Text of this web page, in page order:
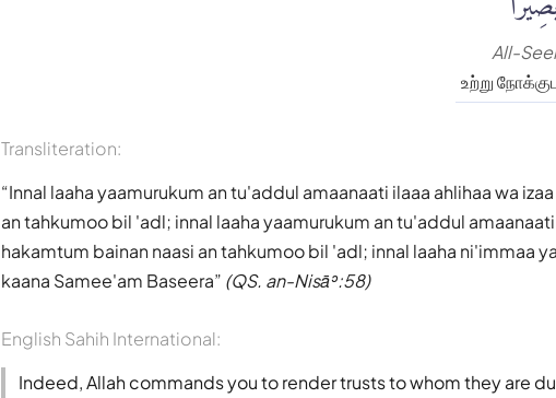
All-
உற்று
Transliteration:
Innal laaha yaamurukum an tu'addul amaanaati ilaaa ahlihaa wa
an tahkumoo bil 'adl; innal laaha yaamurukum an tu'addul amaanaati
hakamtum bainan naasi an tahkumoo bil 'adl; innal laaha ni'immaa
kaana Samee'am Baseera (QS. an-Nisāʾ:58)
English Sahih International:
Indeed, Allah commands you to render trusts to whom they are